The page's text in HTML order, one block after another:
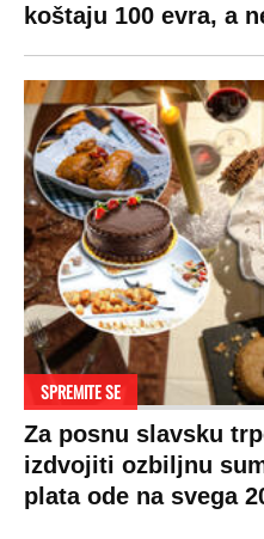
koštaju 100 evra, a
SPREMITE SE
Za posnu slavsku
izdvojiti ozbiljnu
plata ode na svega